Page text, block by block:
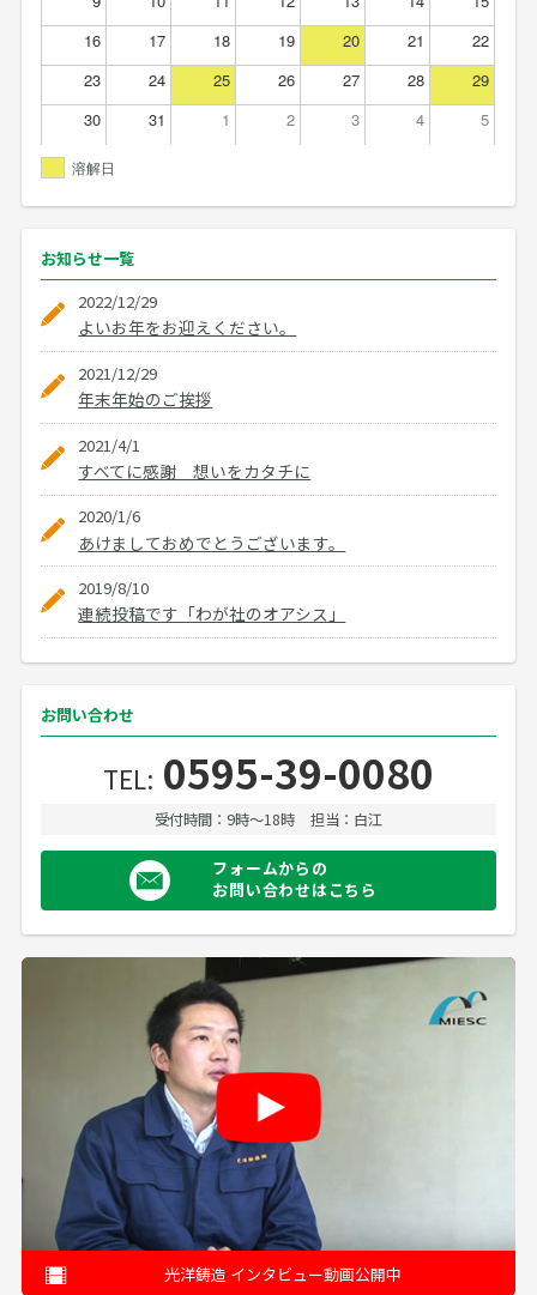
16
17 18 19 20 21
22
23
24 25 26 27 28
29
30
31 1 2 3 4 5
溶解日
お知らせ一覧
2022/12/29
よいお年をお迎えください。
2021/12/29
年末年始のご挨拶
2021/4/1
すべてに感謝 想いをカタチに
2020/1/6
あけましておめでとうございます。
2019/8/10
連続投稿です「わが社のオアシス」
お問い合わせ
TEL: 0595-39-0080
受付時間：9時〜18時 担当：白江
フォームからの
お問い合わせはこちら
光洋鋳造 インタビュー動画公開中